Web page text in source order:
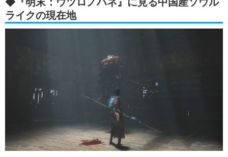
ライクの現在地